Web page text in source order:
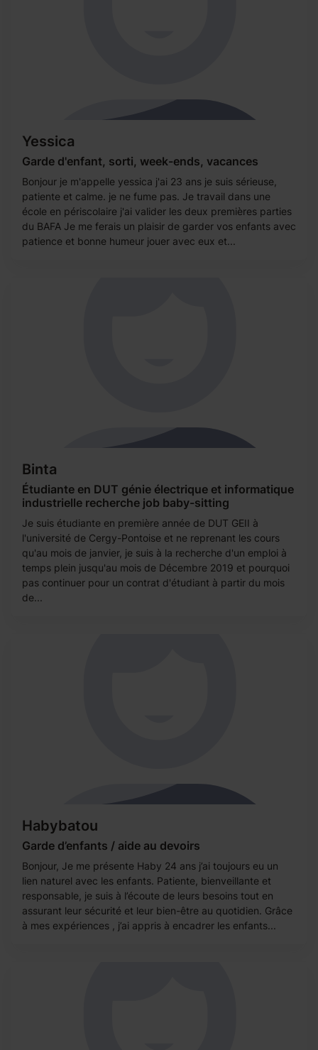
Yessica
Garde d'enfant, sorti, week-ends, vacances
Bonjour je m'appelle yessica j'ai 23 ans je suis sérieuse,
patiente et calme. je ne fume pas. Je travail dans une
école en périscolaire j'ai valider les deux premières parties
du BAFA Je me ferais un plaisir de garder vos enfants avec
patience et bonne humeur jouer avec eux et...
Binta
Étudiante en DUT génie électrique et informatique
industrielle recherche job baby-sitting
Je suis étudiante en première année de DUT GEII à
l'université de Cergy-Pontoise et ne reprenant les cours
qu'au mois de janvier, je suis à la recherche d'un emploi à
temps plein jusqu'au mois de Décembre 2019 et pourquoi
pas continuer pour un contrat d'étudiant à partir du mois
de...
Habybatou
Garde d’enfants / aide au devoirs
Bonjour, Je me présente Haby 24 ans j’ai toujours eu un
lien naturel avec les enfants. Patiente, bienveillante et
responsable, je suis à l’écoute de leurs besoins tout en
assurant leur sécurité et leur bien-être au quotidien. Grâce
à mes expériences , j’ai appris à encadrer les enfants...